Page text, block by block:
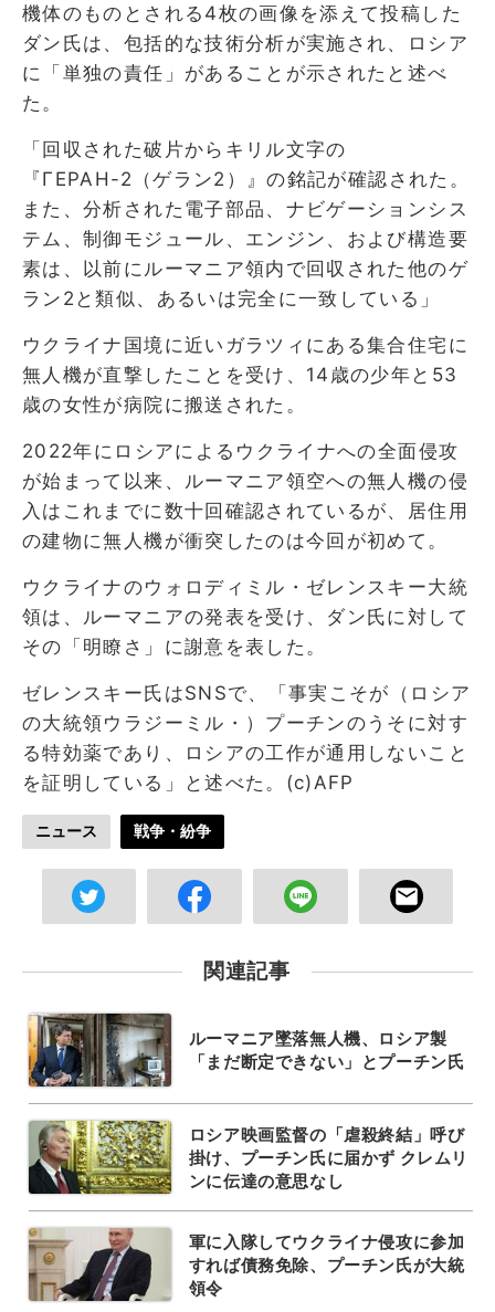
機体のものとされる4枚の画像を添えて投稿した
ダン氏は、包括的な技術分析が実施され、ロシア
に「単独の責任」があることが示されたと述べ
た。
「回収された破片からキリル文字の
『ГЕРАН-2（ゲラン2）』の銘記が確認された。
また、分析された電子部品、ナビゲーションシス
テム、制御モジュール、エンジン、および構造要
素は、以前にルーマニア領内で回収された他のゲ
ラン2と類似、あるいは完全に一致している」
ウクライナ国境に近いガラツィにある集合住宅に
無人機が直撃したことを受け、14歳の少年と53
歳の女性が病院に搬送された。
2022年にロシアによるウクライナへの全面侵攻
が始まって以来、ルーマニア領空への無人機の侵
入はこれまでに数十回確認されているが、居住用
の建物に無人機が衝突したのは今回が初めて。
ウクライナのウォロディミル・ゼレンスキー大統
領は、ルーマニアの発表を受け、ダン氏に対して
その「明瞭さ」に謝意を表した。
ゼレンスキー氏はSNSで、「事実こそが（ロシア
の大統領ウラジーミル・）プーチンのうそに対す
る特効薬であり、ロシアの工作が通用しないこと
を証明している」と述べた。(c)AFP
ニュース 戦争・紛争
関連記事
ルーマニア墜落無人機、ロシア製
「まだ断定できない」とプーチン氏
ロシア映画監督の「虐殺終結」呼び
掛け、プーチン氏に届かず クレムリ
ンに伝達の意思なし
軍に入隊してウクライナ侵攻に参加
すれば債務免除、プーチン氏が大統
領令